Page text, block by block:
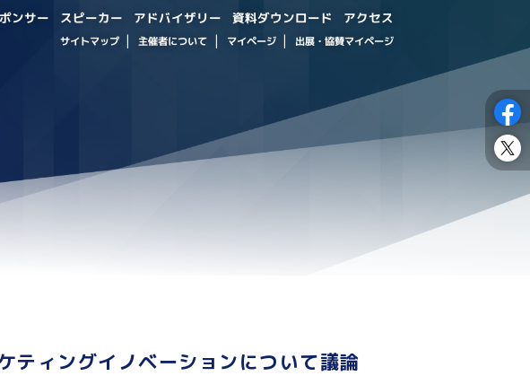
ンサー スピーカー アドバイザリー 資料ダウンロード アクセス
サイトマップ 主催者について マイページ 出展・協賛マイページ
ティングイノベーションについて議論